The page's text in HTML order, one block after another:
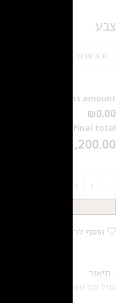
צבע
Options amount
₪0.00
Final total
1,200.00
הוסף לרשימת המשאלות
תיאור
עגיל זהב עשוי 14 קראט מלא , משובץ בזירקונים ברמה גבוה מאוד – 5A